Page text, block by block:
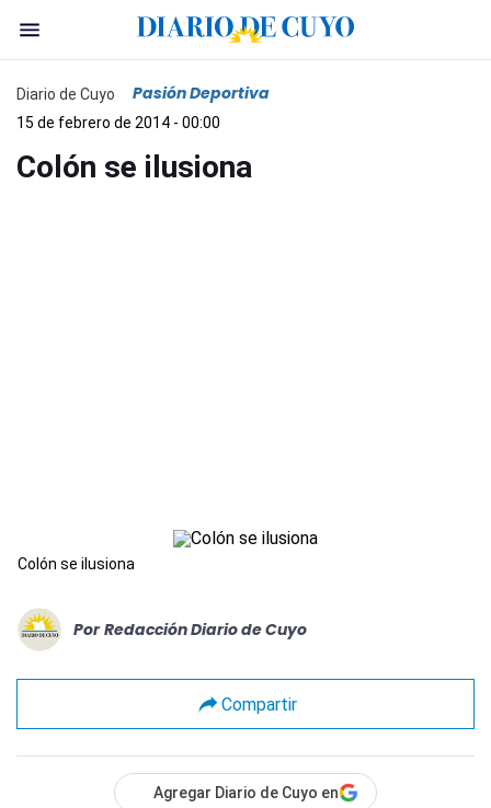
Diario de Cuyo Pasión Deportiva
15 de febrero de 2014 - 00:00
Colón se ilusiona
Colón se ilusiona
Por Redacción Diario de Cuyo
Compartir
Agregar Diario de Cuyo en